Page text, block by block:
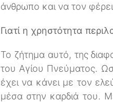
άνθρωπο και να τον
Γιατί η χρηστότητα
Το ζήτημα αυτό, της
του Αγίου Πνεύματος.
έχει να κάνει με τον
μέσα στην καρδιά του.